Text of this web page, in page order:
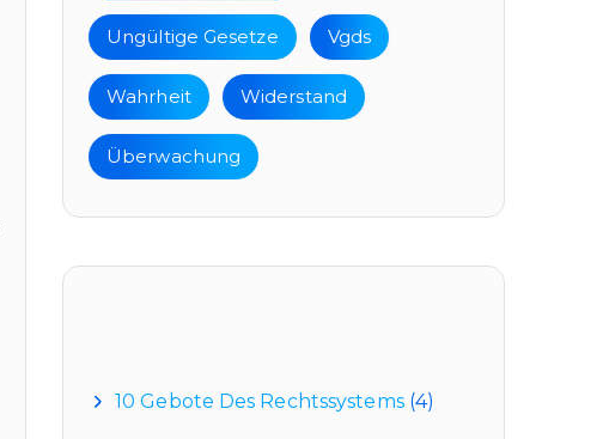
Ungültige Gesetze Vgds
Wahrheit Widerstand
Überwachung
10 Gebote Des Rechtssystems(4)